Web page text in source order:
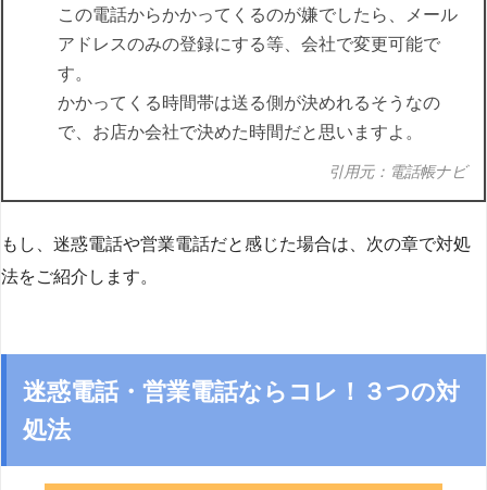
この電話からかかってくるのが嫌でしたら、メール
アドレスのみの登録にする等、会社で変更可能で
す。
かかってくる時間帯は送る側が決めれるそうなの
で、お店か会社で決めた時間だと思いますよ。
引用元：電話帳ナビ
もし、迷惑電話や営業電話だと感じた場合は、次の章で対処
法をご紹介します。
迷惑電話・営業電話ならコレ！３つの対
処法